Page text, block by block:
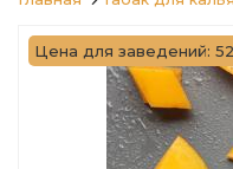
Цена для заведений: